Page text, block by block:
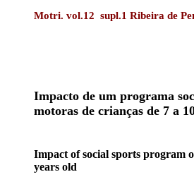
Motri. vol.12 supl.1 Ribeira de
Impacto de um programa
motoras de crianças de 7 a
Impact of social sports program
years old